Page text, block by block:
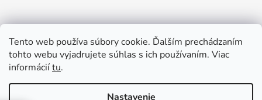
Tento web používa súbory cookie. Ďalším prechádzaním
tohto webu vyjadrujete súhlas s ich používaním. Viac
informáciítu.
Nastavenie
Sledovať na Instagrame